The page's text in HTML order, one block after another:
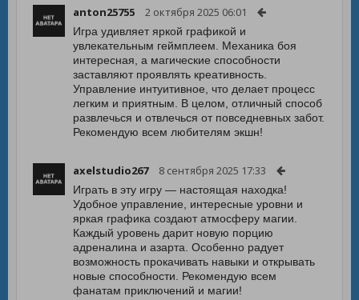
anton25755 2 октября 2025 06:01
Игра удивляет яркой графикой и
увлекательным геймплеем. Механика боя
интересная, а магические способности
заставляют проявлять креативность.
Управление интуитивное, что делает процесс
легким и приятным. В целом, отличный способ
развлечься и отвлечься от повседневных забот.
Рекомендую всем любителям экшн!
axelstudio267 8 сентября 2025 17:33
Играть в эту игру — настоящая находка!
Удобное управление, интересные уровни и
яркая графика создают атмосферу магии.
Каждый уровень дарит новую порцию
адреналина и азарта. Особенно радует
возможность прокачивать навыки и открывать
новые способности. Рекомендую всем
фанатам приключений и магии!